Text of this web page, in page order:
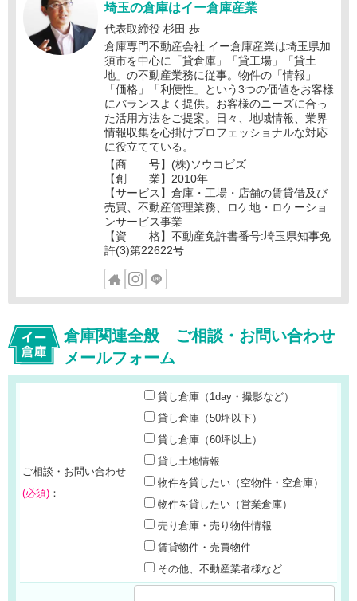
埼玉の倉庫はイー倉庫産業
代表取締役 杉田 歩
倉庫専門不動産会社 イー倉庫産業は埼玉県加
須市を中心に「貸倉庫」「貸工場」「貸土
地」の不動産業務に従事。物件の「情報」
「価格」「利便性」という3つの価値をお客様
にバランスよく提供。お客様のニーズに合っ
た活用方法をご提案。日々、地域情報、業界
情報収集を心掛けプロフェッショナルな対応
に役立てている。
【商 号】(株)ソウコビズ
【創 業】2010年
【サービス】倉庫・工場・店舗の賃貸借及び
売買、不動産管理業務、ロケ地・ロケーショ
ンサービス事業
【資 格】不動産免許書番号:埼玉県知事免
許(3)第22622号
倉庫関連全般 ご相談・お問い合わせ
メールフォーム
ご相談・お問い合わせ
(必須) ：
貸し倉庫（1day・撮影など）
貸し倉庫（50坪以下）
貸し倉庫（60坪以上）
貸し土地情報
物件を貸したい（空物件・空倉庫）
物件を貸したい（営業倉庫）
売り倉庫・売り物件情報
賃貸物件・売買物件
その他、不動産業者様など